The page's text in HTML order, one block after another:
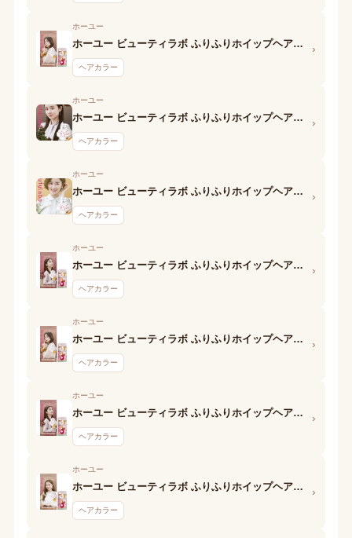
ホーユー
ホーユー ビューティラボ ふりふりホイップヘアカラー (メープルショコラ) 第1剤
ヘアカラー
›
ホーユー
ホーユー ビューティラボ ふりふりホイップヘアカラー (ミルクキャラメリゼ) 第1剤
ヘアカラー
›
ホーユー
ホーユー ビューティラボ ふりふりホイップヘアカラー (ミルキーベージュ) 第1剤
ヘアカラー
›
ホーユー
ホーユー ビューティラボ ふりふりホイップヘアカラー (フレンチショコラ) 第1剤
ヘアカラー
›
ホーユー
ホーユー ビューティラボ ふりふりホイップヘアカラー (ビターショコラ) 第1剤
ヘアカラー
›
ホーユー
ホーユー ビューティラボ ふりふりホイップヘアカラー (ピーチショコラ) 第1剤
ヘアカラー
›
ホーユー
ホーユー ビューティラボ ふりふりホイップヘアカラー (スイートブラウン) 第1剤
ヘアカラー
›